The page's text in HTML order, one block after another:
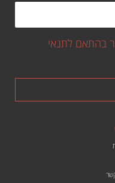
בהתאם לתנאי